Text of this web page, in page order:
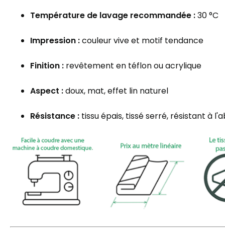
Température de lavage recommandée :30 °C
Impression :couleur vive et motif tendance
Finition : revêtement en téflon ou acrylique
Aspect :doux, mat, effet lin naturel
Résistance : tissu épais, tissé serré, résistant à